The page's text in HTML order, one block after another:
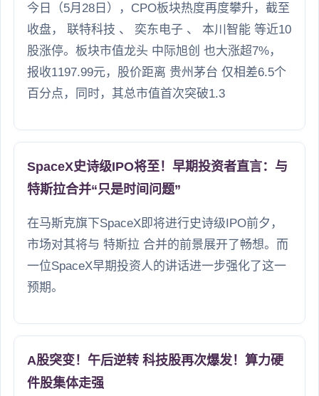
今日（5月28日），CPO板块热度再度攀升，截至
收盘， 联特科技 、 奕东电子 、 本川智能 等近10
股涨停。板块市值龙头 中际旭创 也大涨超7%，
报收1197.99元，股价距离 贵州茅台 仅相差6.5个
百分点，同时，其总市值首次突破1.3
SpaceX史诗级IPO将至！早期投资者直言：与
特斯拉合并“只是时间问题”
在马斯克旗下SpaceX即将进行史诗级IPO前夕，
市场对其将与 特斯拉 合并的前景展开了畅想。而
一位SpaceX早期投资人的讲话进一步强化了这一
预期。
A股突变！午后逆转 科技股再次爆发！算力硬
件股集体走强